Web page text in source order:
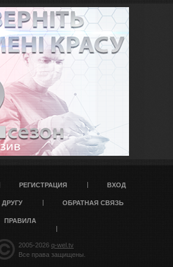
РЕГИСТРАЦИЯ ВХОД
ОБРАТНАЯ СВЯЗЬ
ПРАВИЛА
2005-2026 q-wel.tv
Все права защищены.